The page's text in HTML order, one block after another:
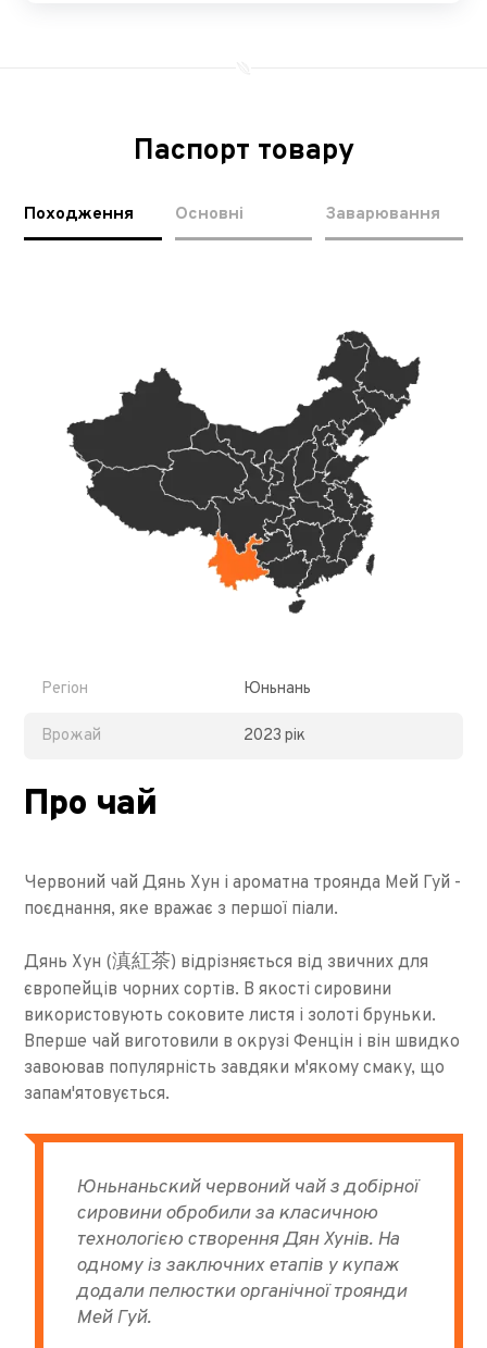
Паспорт товару
Походження Основні Заварювання
Регіон Юньнань
Врожай 2023 рік
Про чай
Червоний чай Дянь Хун і ароматна троянда Мей Гуй -
поєднання, яке вражає з першої піали.
Дянь Хун (滇紅茶) відрізняється від звичних для
європейців чорних сортів. В якості сировини
використовують соковите листя і золоті бруньки.
Вперше чай виготовили в окрузі Фенцін і він швидко
завоював популярність завдяки м'якому смаку, що
запам'ятовується.
Юньнаньский червоний чай з добірної
сировини обробили за класичною
технологією створення Дян Хунів. На
одному із заключних етапів у купаж
додали пелюстки органічної троянди
Мей Гуй.